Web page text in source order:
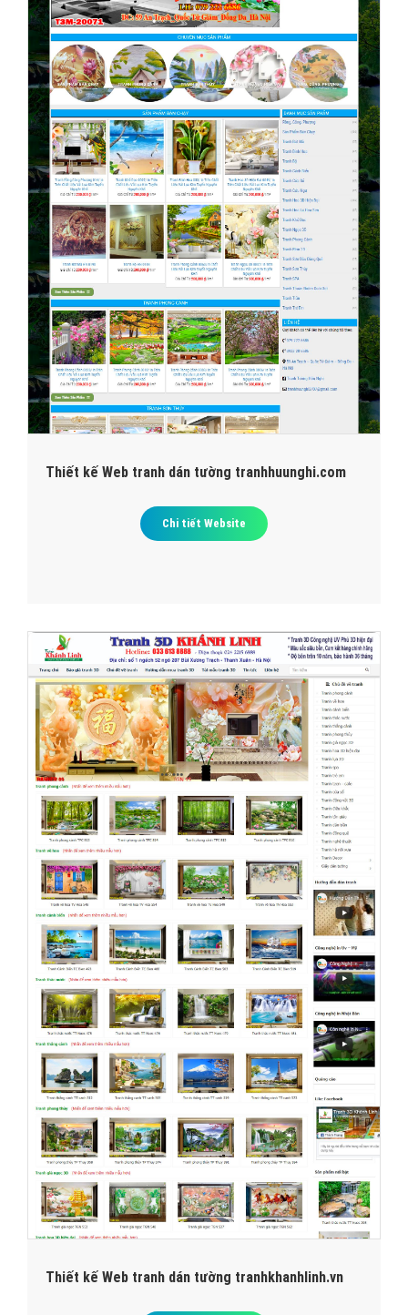
Thiết kế Web tranh dán tường tranhhuunghi.com
Chi tiết Website
Thiết kế Web tranh dán tường tranhkhanhlinh.vn